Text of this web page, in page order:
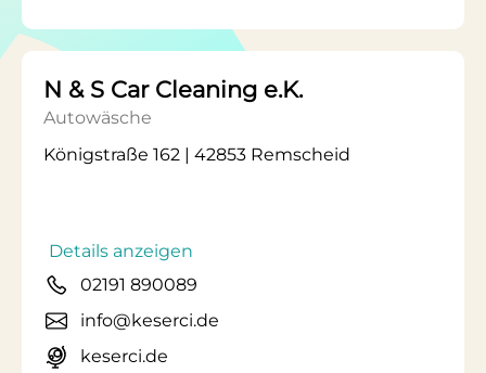
N & S Car Cleaning e.K.
Autowäsche
Königstraße 162 | 42853 Remscheid
Details anzeigen
02191 890089
info@keserci.de
keserci.de